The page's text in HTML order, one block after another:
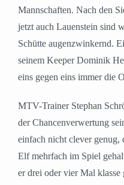
Mannschaften. Nach den
jetzt auch Lauenstein sind
Schütte augenzwinkernd.
seinem Keeper Dominik
eins gegen eins immer die
MTV-Trainer Stephan
der Chancenverwertung
einfach nicht clever genug,
Elf mehrfach im Spiel
er drei oder vier Mal klasse